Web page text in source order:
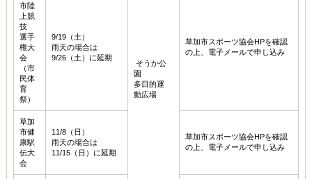
そうか公
園
多目的運
動広場
市陸
上競
技
選手
権大
会
（市
民体
育
祭）
9/19（土）
雨天の場合は
9/26（土）に延期
草加市スポーツ協会HPを確認
の上、電子メールで申し込み
草加
市健
康駅
伝大
会
11/8（日）
雨天の場合は
11/15（日）に延期
草加市スポーツ協会HPを確認
の上、電子メールで申し込み